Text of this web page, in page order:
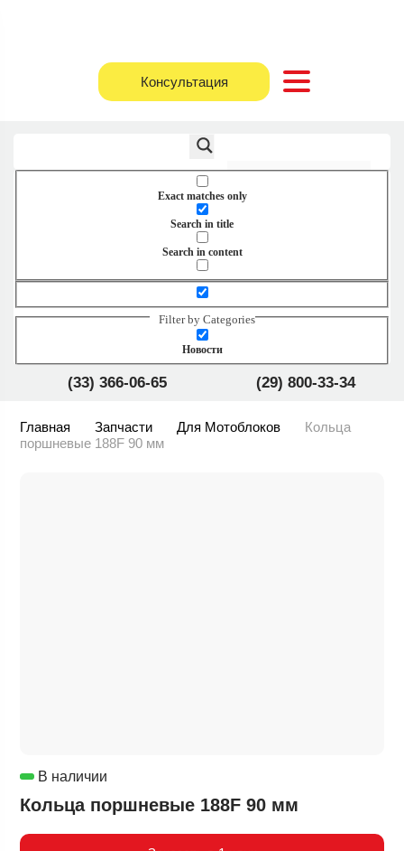
Консультация
Exact matches only
Search in title
Search in content
Filter by Categories
Новости
(33) 366-06-65 (29) 800-33-34
Главная Запчасти Для Мотоблоков
Кольца
поршневые 188F 90 мм
В наличии
Кольца поршневые 188F 90 мм